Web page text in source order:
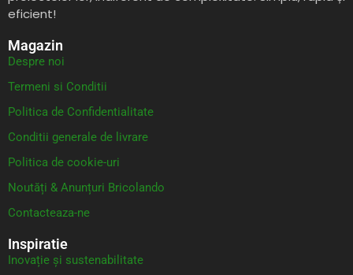
eficient!
Magazin
Despre noi
Termeni si Conditii
Politica de Confidentialitate
Conditii generale de livrare
Politica de cookie-uri
Noutăți & Anunțuri Bricolando
Contacteaza-ne
Inspiratie
Inovație și sustenabilitate